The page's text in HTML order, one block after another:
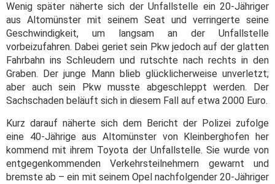
Wenig später näherte sich der Unfallstelle ein 20-Jähriger
aus Altomünster mit seinem Seat und verringerte seine
Geschwindigkeit, um langsam an der Unfallstelle
vorbeizufahren. Dabei geriet sein Pkw jedoch auf der glatten
Fahrbahn ins Schleudern und rutschte nach rechts in den
Graben. Der junge Mann blieb glücklicherweise unverletzt;
aber auch sein Pkw musste abgeschleppt werden. Der
Sachschaden beläuft sich in diesem Fall auf etwa 2000 Euro.
Kurz darauf näherte sich dem Bericht der Polizei zufolge
eine 40-Jährige aus Altomünster von Kleinberghofen her
kommend mit ihrem Toyota der Unfallstelle. Sie wurde von
entgegenkommenden Verkehrsteilnehmern gewarnt und
bremste ab – ein mit seinem Opel nachfolgender 20-Jähriger